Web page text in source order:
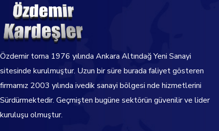
Özdemir torna 1976 yılında Ankara Altındağ Yeni Sanayi
sitesinde kurulmuştur. Uzun bir süre burada faliyet gösteren
firmamız 2003 yılında ivedik sanayi bölgesi nde hizmetlerini
Sürdürmektedir. Geçmişten bugüne sektörün güvenilir ve lider
kuruluşu olmuştur.